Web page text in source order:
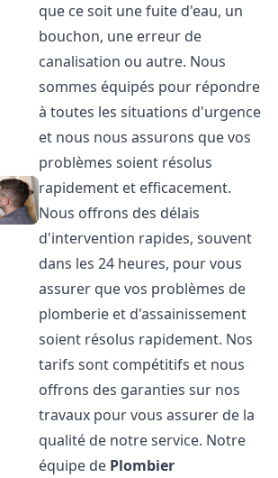
que ce soit une fuite d'eau, un
bouchon, une erreur de
canalisation ou autre. Nous
sommes équipés pour répondre
à toutes les situations d'urgence
et nous nous assurons que vos
problèmes soient résolus
rapidement et efficacement.
Nous offrons des délais
d'intervention rapides, souvent
dans les 24 heures, pour vous
assurer que vos problèmes de
plomberie et d'assainissement
soient résolus rapidement. Nos
tarifs sont compétitifs et nous
offrons des garanties sur nos
travaux pour vous assurer de la
qualité de notre service. Notre
équipe de Plombier